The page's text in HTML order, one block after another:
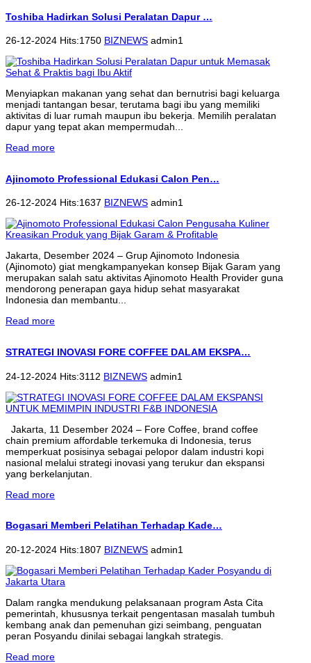
Toshiba Hadirkan Solusi Peralatan Dapur …
26-12-2024 Hits:1750 BIZNEWS admin1
Menyiapkan makanan yang sehat dan bernutrisi bagi keluarga
menjadi tantangan besar, terutama bagi ibu yang memiliki
aktivitas di luar rumah maupun ibu bekerja. Memilih peralatan
dapur yang tepat akan mempermudah...
Read more
Ajinomoto Professional Edukasi Calon Pen…
26-12-2024 Hits:1637 BIZNEWS admin1
Jakarta, Desember 2024 – Grup Ajinomoto Indonesia
(Ajinomoto) giat mengkampanyekan konsep Bijak Garam yang
merupakan salah satu aktivitas Ajinomoto Health Provider guna
mendorong penerapan gaya hidup sehat masyarakat
Indonesia dan membantu...
Read more
STRATEGI INOVASI FORE COFFEE DALAM EKSPA…
24-12-2024 Hits:3112 BIZNEWS admin1
Jakarta, 11 Desember 2024 – Fore Coffee, brand coffee
chain premium affordable terkemuka di Indonesia, terus
memperkuat posisinya sebagai pelopor dalam industri kopi
nasional melalui strategi inovasi yang terukur dan ekspansi
yang berkelanjutan.
Read more
Bogasari Memberi Pelatihan Terhadap Kade…
20-12-2024 Hits:1807 BIZNEWS admin1
Dalam rangka mendukung pelaksanaan program Asta Cita
pemerintah, khususnya terkait pengentasan masalah tumbuh
kembang anak dan pemenuhan gizi seimbang, penguatan
peran Posyandu dinilai sebagai langkah strategis.
Read more